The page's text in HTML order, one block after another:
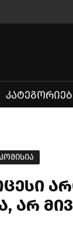
არ